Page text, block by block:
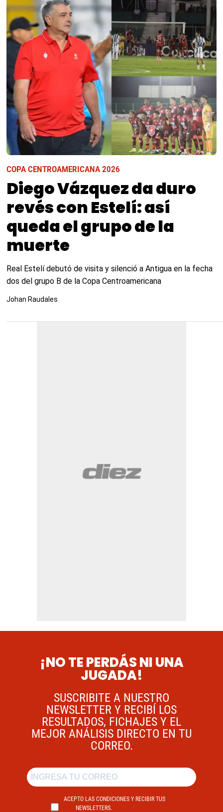
COPA CENTROAMERICANA 2026
Diego Vázquez da duro
revés con Estelí: así
queda el grupo de la
muerte
Real Estelí debutó de visita y silenció a Antigua en la fecha
dos del grupo B de la Copa Centroamericana
Johan Raudales
¡NO TE PERDÁS NI UNA
JUGADA!
SUSCRIBITE A NUESTRO
NEWSLETTER Y RECIBÍ LOS
RESULTADOS, FICHAJES Y EL
MEJOR ANÁLISIS DIRECTO EN TU
CORREO.
ACEPTO LAS CONDICIONES Y RECIBIR TUS
NEWSLETTERS.